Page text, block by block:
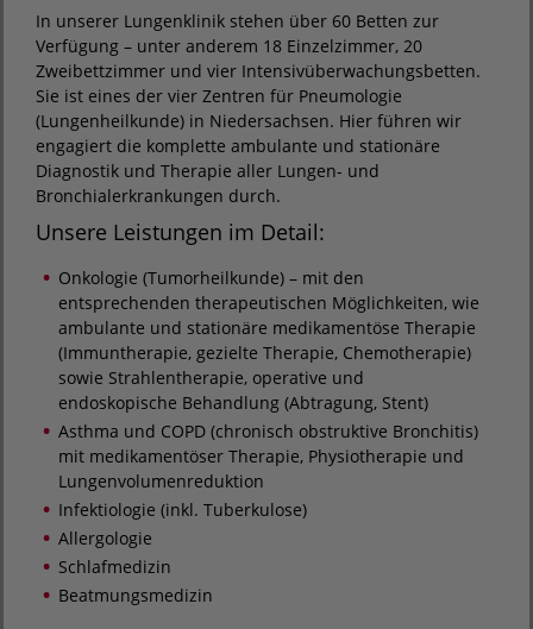
In unserer Lungenklinik stehen über 60 Betten zur
Verfügung – unter anderem 18 Einzelzimmer, 20
Zweibettzimmer und vier Intensivüberwachungsbetten.
Sie ist eines der vier Zentren für Pneumologie
(Lungenheilkunde) in Niedersachsen. Hier führen wir
engagiert die komplette ambulante und stationäre
Diagnostik und Therapie aller Lungen- und
Bronchialerkrankungen durch.
Unsere Leistungen im Detail:
Onkologie (Tumorheilkunde) – mit den
entsprechenden therapeutischen Möglichkeiten, wie
ambulante und stationäre medikamentöse Therapie
(Immuntherapie, gezielte Therapie, Chemotherapie)
sowie Strahlentherapie, operative und
endoskopische Behandlung (Abtragung, Stent)
Asthma und COPD (chronisch obstruktive Bronchitis)
mit medikamentöser Therapie, Physiotherapie und
Lungenvolumenreduktion
Infektiologie (inkl. Tuberkulose)
Allergologie
Schlafmedizin
Beatmungsmedizin